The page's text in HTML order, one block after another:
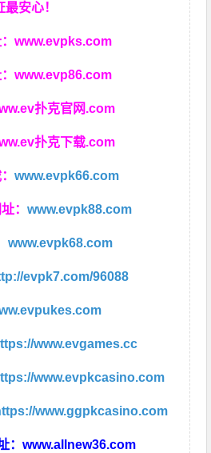
安心！
www.evpks.com
www.evp86.com
扑克官网.com
扑克下载.com
www.evpk66.com
：www.evpk88.com
www.evpk68.com
evpk7.com/96088
www.evgames.cc
www.evpkcasino.com
www.ggpkcasino.com
：www.allnew36.com